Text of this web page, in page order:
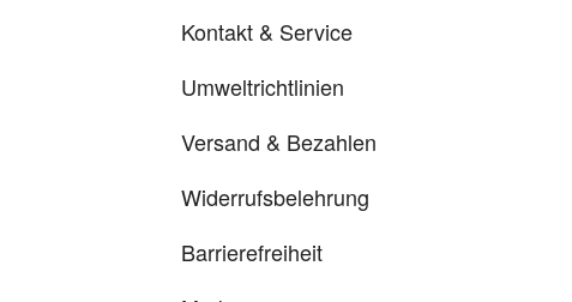
Kontakt & Service
Umweltrichtlinien
Versand & Bezahlen
Widerrufsbelehrung
Barrierefreiheit